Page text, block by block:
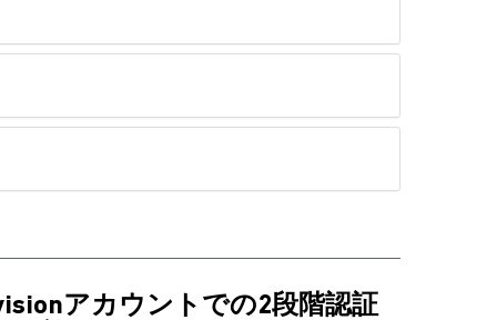
アカウントでの2段階認証